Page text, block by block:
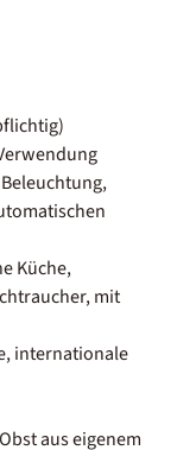
Küche,
mit
internationale
aus eigenem